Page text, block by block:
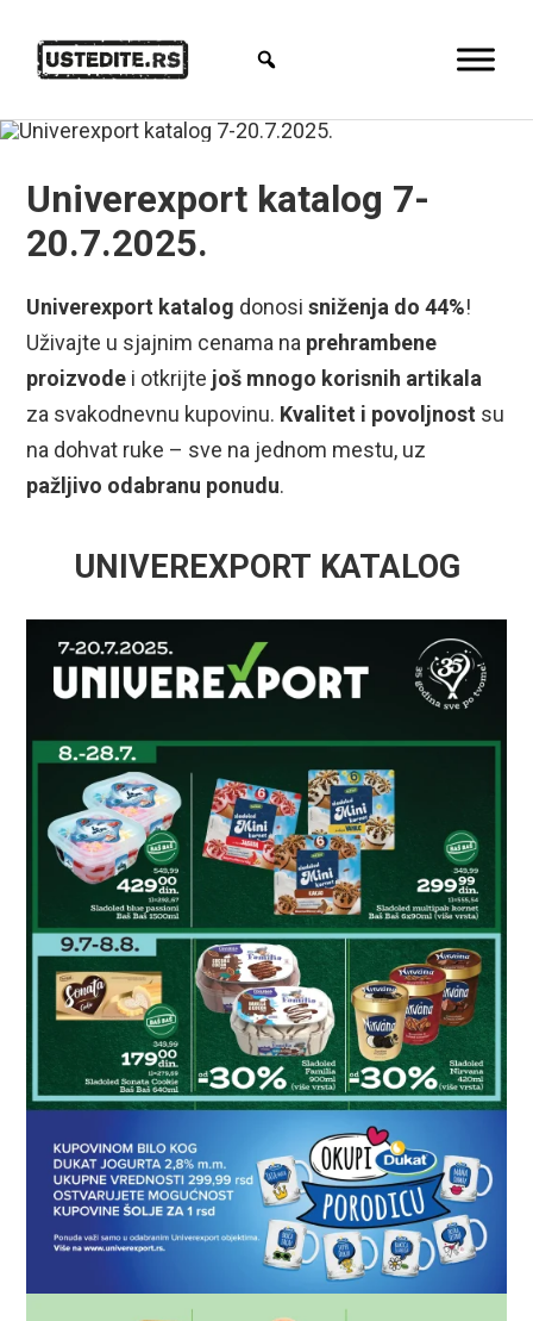
Univerexport katalog 7-
20.7.2025.
Univerexport katalog donosi sniženja do 44%!
Uživajte u sjajnim cenama na prehrambene
proizvode i otkrijte još mnogo korisnih artikala
za svakodnevnu kupovinu. Kvalitet i povoljnost su
na dohvat ruke – sve na jednom mestu, uz
pažljivo odabranu ponudu.
UNIVEREXPORT KATALOG